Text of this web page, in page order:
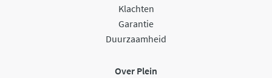
Klachten
Garantie
Duurzaamheid
Over Plein